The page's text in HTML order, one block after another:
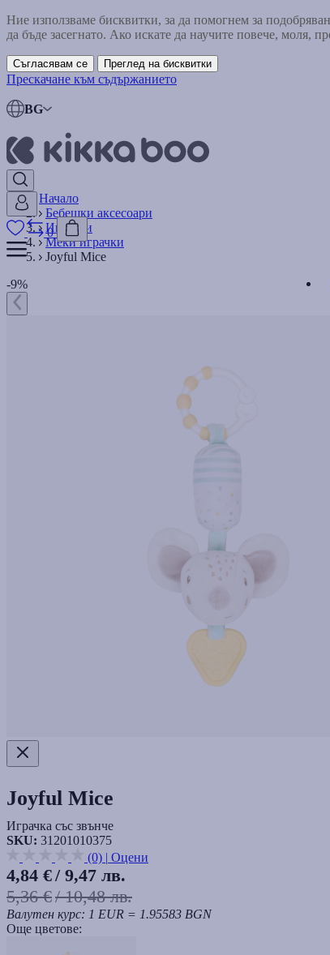
Ние използваме бисквитки, за да помогнем за
да бъде засегнато. Ако искате да научите повече, моля,
Съгласявам се Преглед на бисквитки
Прескачане към съдържанието
BG
0
Начало
Бебешки аксесоари
Играчки
Меки играчки
Joyful Mice
-9%
Joyful Mice
Играчка със звънче
SKU: 31201010375
(0) | Оцени
4,84 €/ 9,47 лв.
5,36 €/ 10,48 лв.
Валутен курс: 1 EUR = 1.95583 BGN
Още цветове: